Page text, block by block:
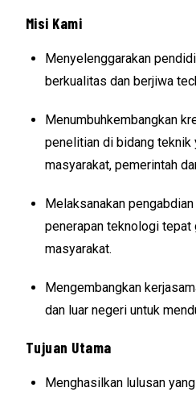
Misi Kami
Menyelenggarakan
berkualitas dan berjiwa
Menumbuhkembangkan
penelitian di bidang teknik
masyarakat, pemerintah
Melaksanakan
penerapan teknologi tepat
masyarakat.
Mengembangkan
dan luar negeri untuk
Tujuan Utama
Menghasilkan lulusan